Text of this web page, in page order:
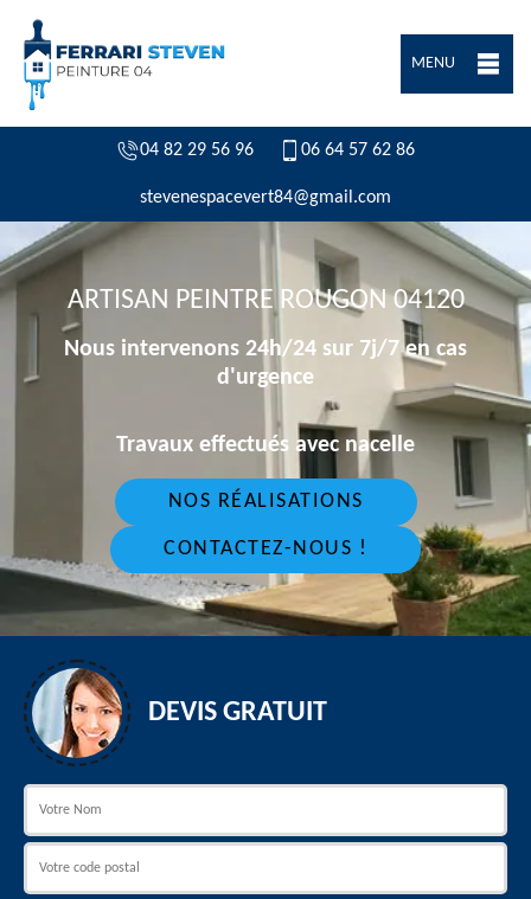
MENU
04 82 29 56 96 06 64 57 62 86
stevenespacevert84@gmail.com
ARTISAN PEINTRE ROUGON 04120
Nous intervenons 24h/24 sur 7j/7 en cas
d'urgence
Travaux effectués avec nacelle
NOS RÉALISATIONS
CONTACTEZ-NOUS !
DEVIS GRATUIT